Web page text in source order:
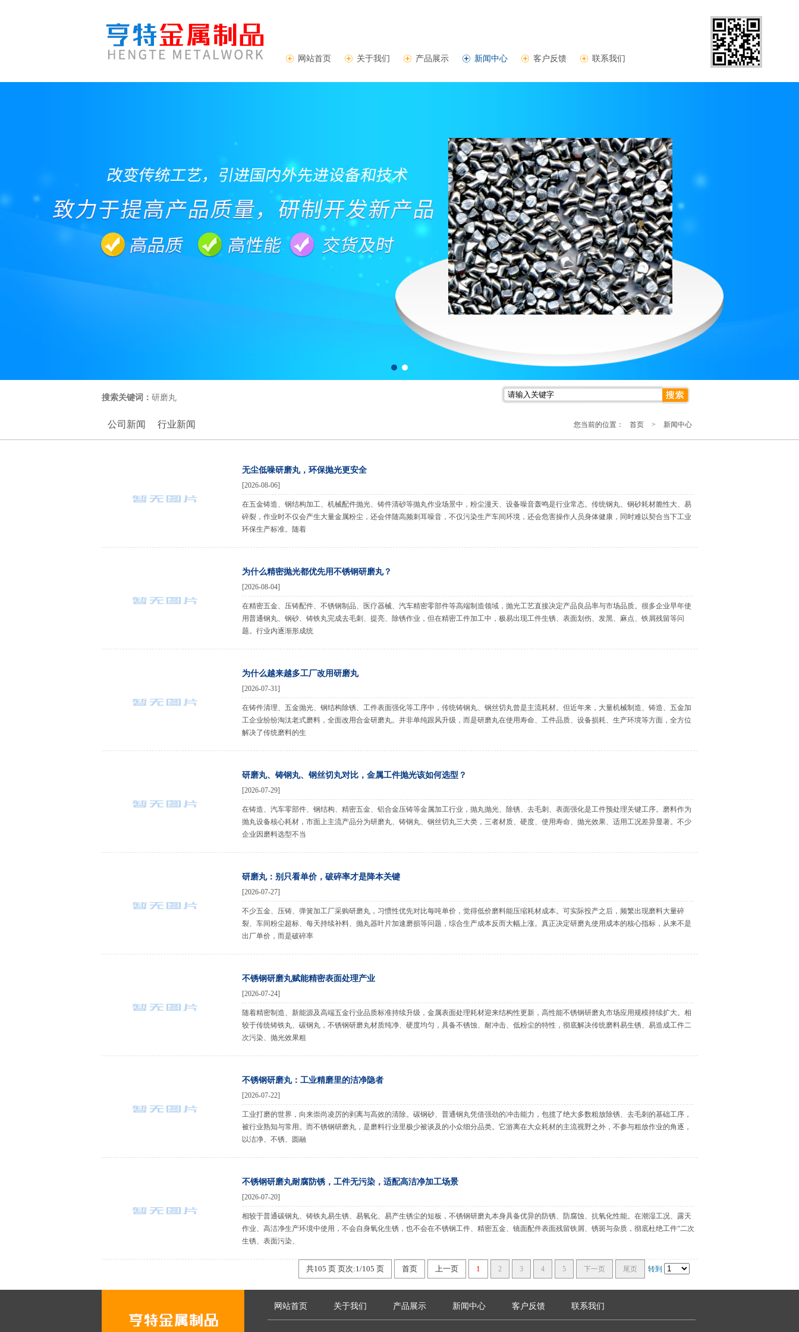
网站首页 关于我们 产品展示 新闻中心 客户反馈 联系我们
1 2
搜索关键词： 研磨丸
公司新闻 行业新闻 您当前的位置： 首页 > 新闻中心
无尘低噪研磨丸，环保抛光更安全
[2026-08-06]
在五金铸造、钢结构加工、机械配件抛光、铸件清砂等抛丸作业场景中，粉尘漫天、设备噪音轰鸣是行业常态。传统钢丸、钢砂耗材脆性大、易
碎裂，作业时不仅会产生大量金属粉尘，还会伴随高频刺耳噪音，不仅污染生产车间环境，还会危害操作人员身体健康，同时难以契合当下工业
环保生产标准。随着
为什么精密抛光都优先用不锈钢研磨丸？
[2026-08-04]
在精密五金、压铸配件、不锈钢制品、医疗器械、汽车精密零部件等高端制造领域，抛光工艺直接决定产品良品率与市场品质。很多企业早年使
用普通钢丸、钢砂、铸铁丸完成去毛刺、提亮、除锈作业，但在精密工件加工中，极易出现工件生锈、表面划伤、发黑、麻点、铁屑残留等问
题。行业内逐渐形成统
为什么越来越多工厂改用研磨丸
[2026-07-31]
在铸件清理、五金抛光、钢结构除锈、工件表面强化等工序中，传统铸钢丸、钢丝切丸曾是主流耗材。但近年来，大量机械制造、铸造、五金加
工企业纷纷淘汰老式磨料，全面改用合金研磨丸。并非单纯跟风升级，而是研磨丸在使用寿命、工件品质、设备损耗、生产环境等方面，全方位
解决了传统磨料的生
研磨丸、铸钢丸、钢丝切丸对比，金属工件抛光该如何选型？
[2026-07-29]
在铸造、汽车零部件、钢结构、精密五金、铝合金压铸等金属加工行业，抛丸抛光、除锈、去毛刺、表面强化是工件预处理关键工序。磨料作为
抛丸设备核心耗材，市面上主流产品分为研磨丸、铸钢丸、钢丝切丸三大类，三者材质、硬度、使用寿命、抛光效果、适用工况差异显著。不少
企业因磨料选型不当
研磨丸：别只看单价，破碎率才是降本关键
[2026-07-27]
不少五金、压铸、弹簧加工厂采购研磨丸，习惯性优先对比每吨单价，觉得低价磨料能压缩耗材成本。可实际投产之后，频繁出现磨料大量碎
裂、车间粉尘超标、每天持续补料、抛丸器叶片加速磨损等问题，综合生产成本反而大幅上涨。真正决定研磨丸使用成本的核心指标，从来不是
出厂单价，而是破碎率
不锈钢研磨丸赋能精密表面处理产业
[2026-07-24]
随着精密制造、新能源及高端五金行业品质标准持续升级，金属表面处理耗材迎来结构性更新，高性能不锈钢研磨丸市场应用规模持续扩大。相
较于传统铸铁丸、碳钢丸，不锈钢研磨丸材质纯净、硬度均匀，具备不锈蚀、耐冲击、低粉尘的特性，彻底解决传统磨料易生锈、易造成工件二
次污染、抛光效果粗
不锈钢研磨丸：工业精磨里的洁净隐者
[2026-07-22]
工业打磨的世界，向来崇尚凌厉的剥离与高效的清除。碳钢砂、普通钢丸凭借强劲的冲击能力，包揽了绝大多数粗放除锈、去毛刺的基础工序，
被行业熟知与常用。而不锈钢研磨丸，是磨料行业里极少被谈及的小众细分品类。它游离在大众耗材的主流视野之外，不参与粗放作业的角逐，
以洁净、不锈、圆融
不锈钢研磨丸耐腐防锈，工件无污染，适配高洁净加工场景
[2026-07-20]
相较于普通碳钢丸、铸铁丸易生锈、易氧化、易产生锈尘的短板，不锈钢研磨丸本身具备优异的防锈、防腐蚀、抗氧化性能。在潮湿工况、露天
作业、高洁净生产环境中使用，不会自身氧化生锈，也不会在不锈钢工件、精密五金、镜面配件表面残留铁屑、锈斑与杂质，彻底杜绝工件“二次
生锈、表面污染、
共105 页 页次:1/105 页 首页 上一页 1 2 3 4 5 下一页 尾页 转到
网站首页 关于我们 产品展示 新闻中心 客户反馈 联系我们